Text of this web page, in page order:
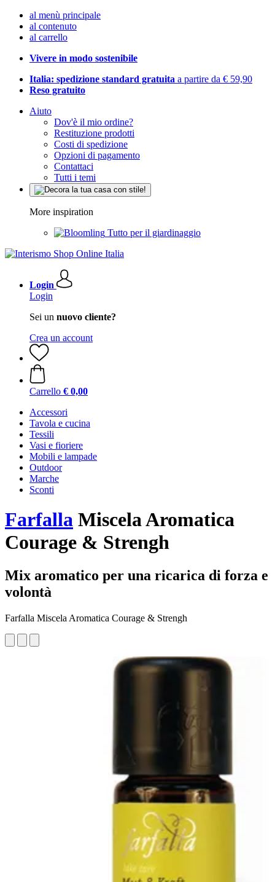
al menù principale
al contenuto
al carrello
Vivere in modo sostenibile
Italia: spedizione standard gratuita a partire da € 59,90
Reso gratuito
Aiuto
Dov'è il mio ordine?
Restituzione prodotti
Costi di spedizione
Opzioni di pagamento
Contattaci
Tutti i temi
More inspiration
Tutto per il giardinaggio
Login
Login
Sei un nuovo cliente?
Crea un account
Carrello € 0,00
Accessori
Tavola e cucina
Tessili
Vasi e fioriere
Mobili e lampade
Outdoor
Marche
Sconti
Farfalla Miscela Aromatica
Courage & Strengh
Mix aromatico per una ricarica di forza e
volontà
Farfalla Miscela Aromatica Courage & Strengh